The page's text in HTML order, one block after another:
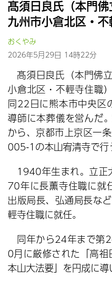
髙須日良氏（本門
九州市小倉北区・不
おくやみ
2026年5月29日 14時22分
髙須日良氏（本門佛
小倉北区・不輕寺住職
同22日に熊本市中央区
導師に本葬儀を営んだ
から、京都市上京区一
005-1の本山宥清寺で行
1940年生まれ。立正
70年に長薫寺住職に就
出版局長、弘通局長な
輕寺住職に就任。
同年から24年まで第
0月に厳修された「高
本山大法要」を円成に導